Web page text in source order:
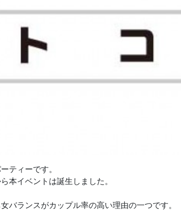
ティーです。
本イベントは誕生しました。
バランスがカップル率の高い理由の一つです。